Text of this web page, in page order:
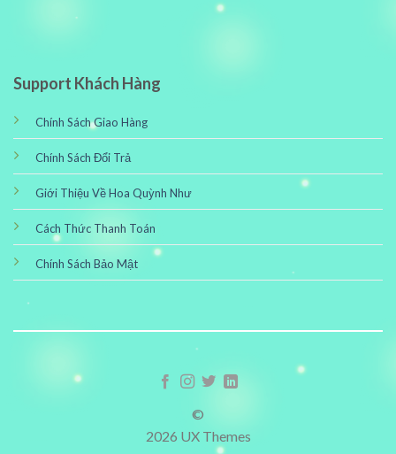
Support Khách Hàng
Chính Sách Giao Hàng
Chính Sách Đổi Trả
Giới Thiệu Về Hoa Quỳnh Như
Cách Thức Thanh Toán
Chính Sách Bảo Mật
©
2026 UX Themes